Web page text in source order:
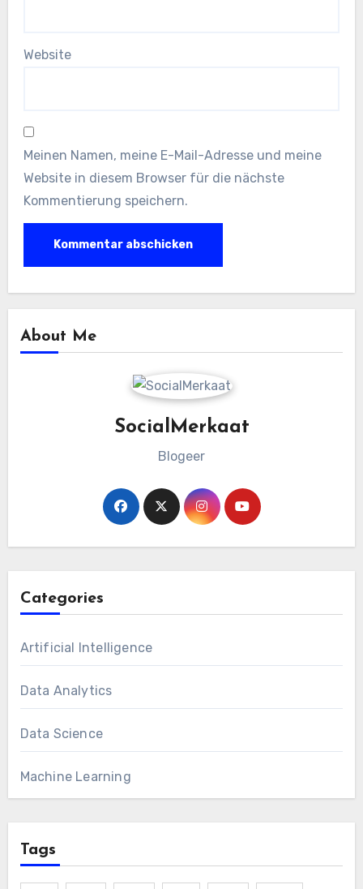
Website
Meinen Namen, meine E-Mail-Adresse und meine
Website in diesem Browser für die nächste
Kommentierung speichern.
About Me
SocialMerkaat
Blogeer
Categories
Artificial Intelligence
Data Analytics
Data Science
Machine Learning
Tags